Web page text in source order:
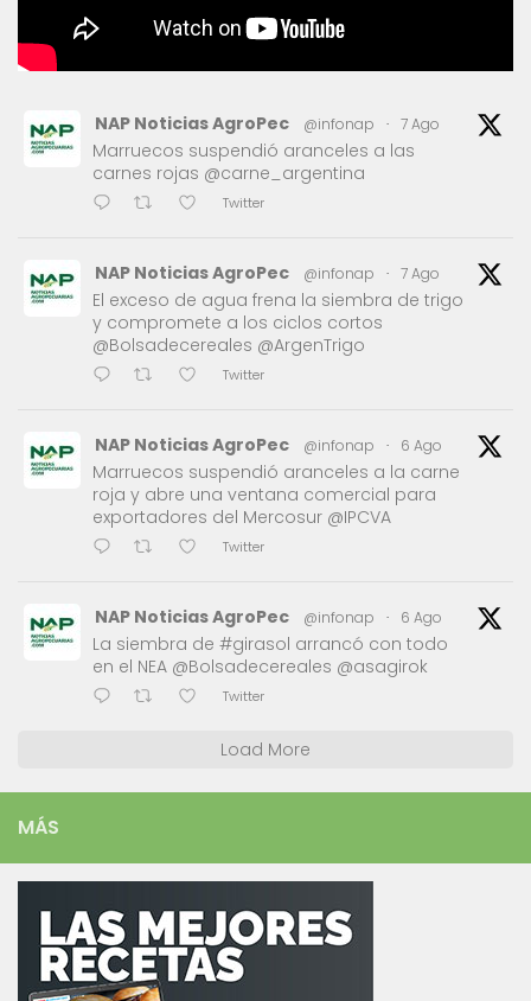
NAP Noticias AgroPec @infonap · 7 Ago
Marruecos suspendió aranceles a las
carnes rojas @carne_argentina
Twitter
NAP Noticias AgroPec @infonap · 7 Ago
El exceso de agua frena la siembra de trigo
y compromete a los ciclos cortos
@Bolsadecereales @ArgenTrigo
Twitter
NAP Noticias AgroPec @infonap · 6 Ago
Marruecos suspendió aranceles a la carne
roja y abre una ventana comercial para
exportadores del Mercosur @IPCVA
Twitter
NAP Noticias AgroPec @infonap · 6 Ago
La siembra de #girasol arrancó con todo
en el NEA @Bolsadecereales @asagirok
Twitter
Load More
MÁS